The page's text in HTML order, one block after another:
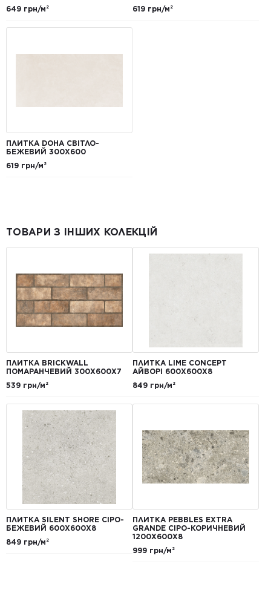
649 грн/м²
619 грн/м²
ПЛИТКА DOHA СВІТЛО-
БЕЖЕВИЙ 300Х600
619 грн/м²
ТОВАРИ З ІНШИХ КОЛЕКЦІЙ
ПЛИТКА BRICKWALL
ПОМАРАНЧЕВИЙ 300Х600Х7
539 грн/м²
ПЛИТКА LIME CONCEPT
АЙВОРІ 600Х600Х8
849 грн/м²
ПЛИТКА SILENT SHORE СІРО-
БЕЖЕВИЙ 600Х600Х8
849 грн/м²
ПЛИТКА PEBBLES EXTRA
GRANDE СІРО-КОРИЧНЕВИЙ
1200Х600Х8
999 грн/м²